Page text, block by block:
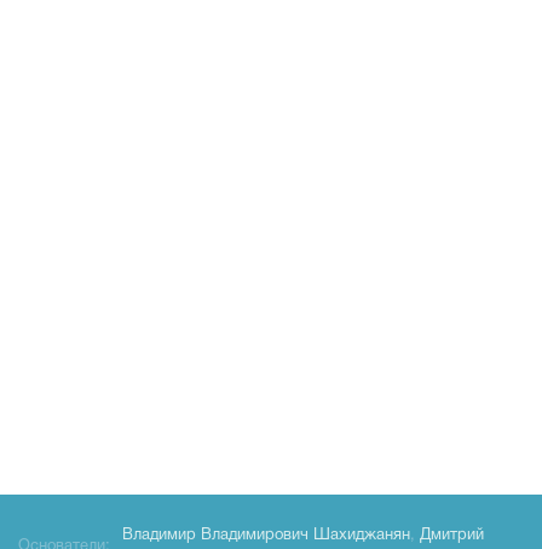
Владимир Владимирович Шахиджанян, Дмитрий